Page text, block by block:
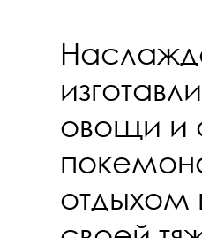
овощи и
отдыхом